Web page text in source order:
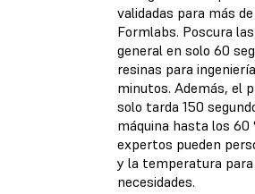
validadas para más
Formlabs. Poscura
general en solo 60
resinas para
minutos. Además, el
solo tarda 150
máquina hasta los 60
expertos pueden
y la temperatura
necesidades.